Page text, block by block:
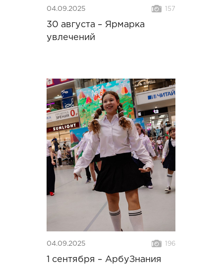
04.09.2025 157
30 августа – Ярмарка
увлечений
04.09.2025 196
1 сентября – АрбуЗнания